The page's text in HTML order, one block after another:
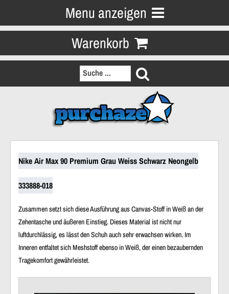
Menu anzeigen
Warenkorb
Nike Air Max 90 Premium Grau Weiss Schwarz Neongelb
333888-018
Zusammen setzt sich diese Ausführung ausCanvas-Stoffin Weiß an der
Zehentascheundäußeren Einstieg. Dieses Material ist nicht nur
luftdurchlässig, es lässt den Schuh auch sehr erwachsen wirken. Im
Inneren entfaltet sichMeshstoffebenso in Weiß, der einenbezaubernden
Tragekomfortgewährleistet.